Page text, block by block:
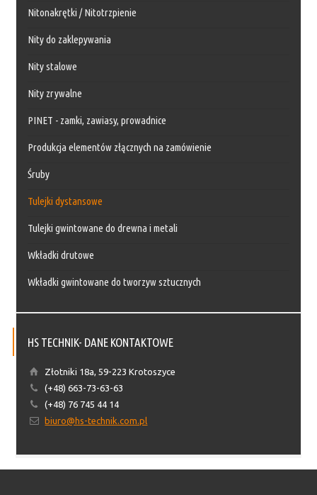
Nitonakrętki / Nitotrzpienie
Nity do zaklepywania
Nity stalowe
Nity zrywalne
PINET - zamki, zawiasy, prowadnice
Produkcja elementów złącznych na zamówienie
Śruby
Tulejki dystansowe
Tulejki gwintowane do drewna i metali
Wkładki drutowe
Wkładki gwintowane do tworzyw sztucznych
HS TECHNIK- DANE KONTAKTOWE
Złotniki 18a, 59-223 Krotoszyce
(+48) 663-73-63-63
(+48) 76 745 44 14
biuro@hs-technik.com.pl